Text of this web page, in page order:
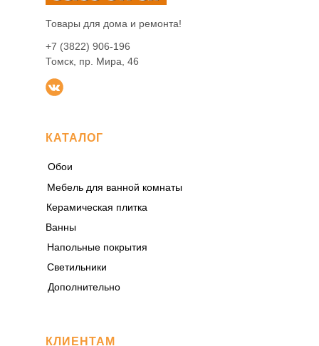
КАТАЛОГ
КЛИЕНТАМ
Товары для дома и ремонта!
Обои
Мебель для ванной комнаты
+7 (3822) 906-196
Томск, пр. Мира, 46
Напольные покрытия
Светильники
Дополнительно
Керамическая плитка
Ванны